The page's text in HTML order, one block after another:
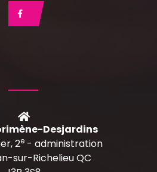
Desjardins
2e - administration
sur-Richelieu QC